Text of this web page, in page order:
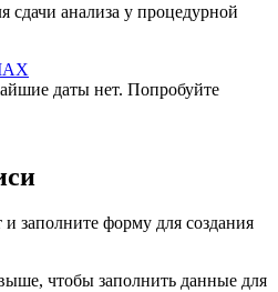
сдачи анализа у процедурной
даты нет. Попробуйте
заполните форму для создания
чтобы заполнить данные для